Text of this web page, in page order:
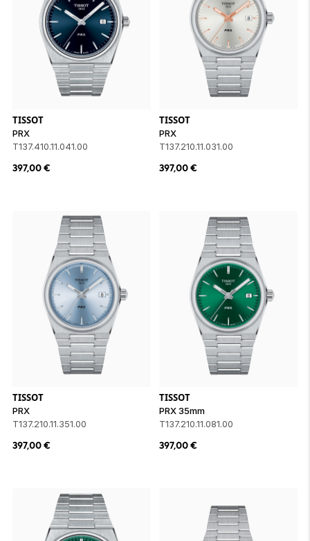
TISSOT
PRX
T137.410.11.041.00
397,00€
TISSOT
PRX
T137.210.11.031.00
397,00€
TISSOT
PRX
T137.210.11.351.00
397,00€
TISSOT
PRX 35mm
T137.210.11.081.00
397,00€